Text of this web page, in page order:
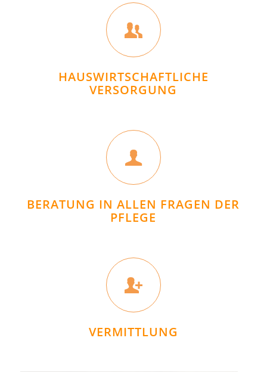
HAUSWIRTSCHAFTLICHE
VERSORGUNG
BERATUNG IN ALLEN FRAGEN DER
PFLEGE
VERMITTLUNG